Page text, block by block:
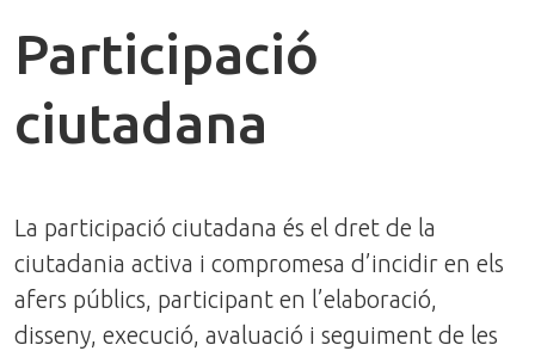
Participació
ciutadana
La participació ciutadana és el dret de la
ciutadania activa i compromesa d’incidir en els
afers públics, participant en l’elaboració,
disseny, execució, avaluació i seguiment de les